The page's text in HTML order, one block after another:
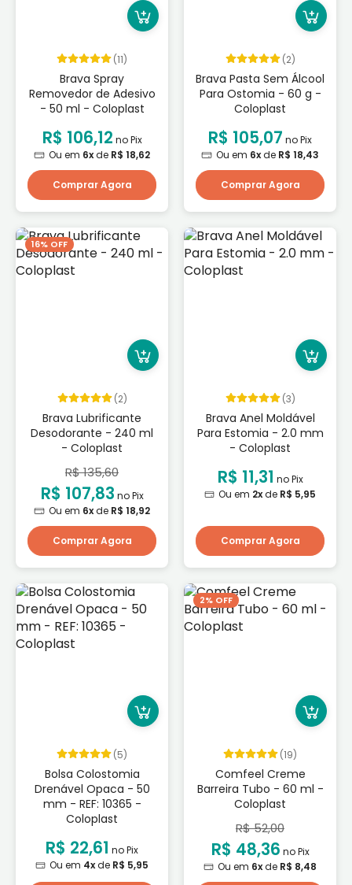
(11)
Brava Spray
Removedor de Adesivo
- 50 ml - Coloplast
R$ 106,12 no Pix
Ou em 6xde R$ 18,62
Comprar Agora
(2)
Brava Pasta Sem Álcool
Para Ostomia - 60 g -
Coloplast
R$ 105,07 no Pix
Ou em 6xde R$ 18,43
Comprar Agora
16% OFF
(2)
Brava Lubrificante
Desodorante - 240 ml
- Coloplast
R$ 135,60
R$ 107,83 no Pix
Ou em 6xde R$ 18,92
Comprar Agora
(3)
Brava Anel Moldável
Para Estomia - 2.0 mm
- Coloplast
R$ 11,31 no Pix
Ou em 2xde R$ 5,95
Comprar Agora
(5)
Bolsa Colostomia
Drenável Opaca - 50
mm - REF: 10365 -
Coloplast
R$ 22,61 no Pix
Ou em 4xde R$ 5,95
2% OFF
(19)
Comfeel Creme
Barreira Tubo - 60 ml -
Coloplast
R$ 52,00
R$ 48,36 no Pix
Ou em 6xde R$ 8,48